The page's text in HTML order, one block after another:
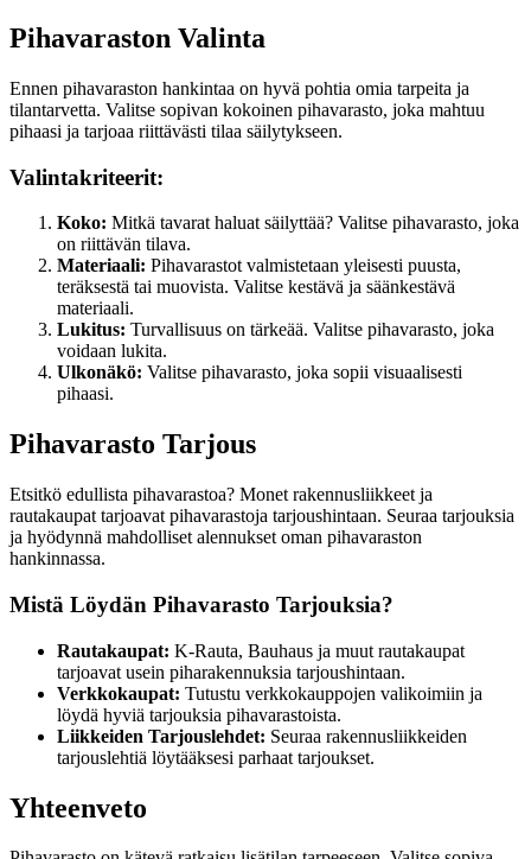
Pihavaraston Valinta
Ennen pihavaraston hankintaa on hyvä pohtia omia tarpeita ja
tilantarvetta. Valitse sopivan kokoinen pihavarasto, joka mahtuu
pihaasi ja tarjoaa riittävästi tilaa säilytykseen.
Valintakriteerit:
Koko: Mitkä tavarat haluat säilyttää? Valitse pihavarasto, joka
on riittävän tilava.
Materiaali: Pihavarastot valmistetaan yleisesti puusta,
teräksestä tai muovista. Valitse kestävä ja säänkestävä
materiaali.
Lukitus: Turvallisuus on tärkeää. Valitse pihavarasto, joka
voidaan lukita.
Ulkonäkö: Valitse pihavarasto, joka sopii visuaalisesti
pihaasi.
Pihavarasto Tarjous
Etsitkö edullista pihavarastoa? Monet rakennusliikkeet ja
rautakaupat tarjoavat pihavarastoja tarjoushintaan. Seuraa tarjouksia
ja hyödynnä mahdolliset alennukset oman pihavaraston
hankinnassa.
Mistä Löydän Pihavarasto Tarjouksia?
Rautakaupat: K-Rauta, Bauhaus ja muut rautakaupat
tarjoavat usein piharakennuksia tarjoushintaan.
Verkkokaupat: Tutustu verkkokauppojen valikoimiin ja
löydä hyviä tarjouksia pihavarastoista.
Liikkeiden Tarjouslehdet: Seuraa rakennusliikkeiden
tarjouslehtiä löytääksesi parhaat tarjoukset.
Yhteenveto